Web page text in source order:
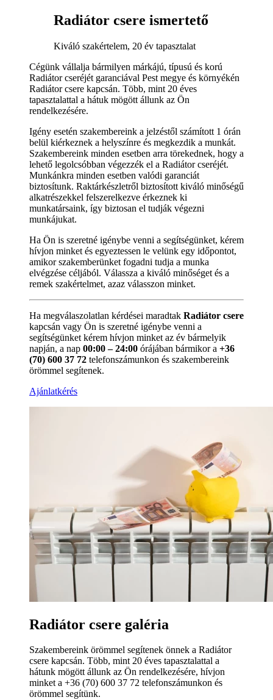
Radiátor csere ismertető
Kiváló szakértelem, 20 év tapasztalat
Cégünk vállalja bármilyen márkájú, típusú és korú
Radiátor cseréjét garanciával Pest megye és környékén
Radiátor csere kapcsán. Több, mint 20 éves
tapasztalattal a hátuk mögött állunk az Ön
rendelkezésére.
Igény esetén szakembereink a jelzéstől számított 1 órán
belül kiérkeznek a helyszínre és megkezdik a munkát.
Szakembereink minden esetben arra törekednek, hogy a
lehető legolcsóbban végezzék el a Radiátor cseréjét.
Munkánkra minden esetben valódi garanciát
biztosítunk. Raktárkészletről biztosított kiváló minőségű
alkatrészekkel felszerelkezve érkeznek ki
munkatársaink, így biztosan el tudják végezni
munkájukat.
Ha Ön is szeretné igénybe venni a segítségünket, kérem
hívjon minket és egyeztessen le velünk egy időpontot,
amikor szakemberünket fogadni tudja a munka
elvégzése céljából. Válassza a kiváló minőséget és a
remek szakértelmet, azaz válasszon minket.
Ha megválaszolatlan kérdései maradtak Radiátor csere
kapcsán vagy Ön is szeretné igénybe venni a
segítségünket kérem hívjon minket az év bármelyik
napján, a nap 00:00 – 24:00 órájában bármikor a +36
(70) 600 37 72 telefonszámunkon és szakembereink
örömmel segítenek.
Ajánlatkérés
Radiátor csere galéria
Szakembereink örömmel segítenek önnek a Radiátor
csere kapcsán. Több, mint 20 éves tapasztalattal a
hátunk mögött állunk az Ön rendelkezésére, hívjon
minket a +36 (70) 600 37 72 telefonszámunkon és
örömmel segítünk.